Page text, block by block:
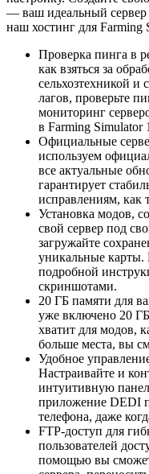
— ваш идеальный сервер
наш хостинг для Farming
Проверка пинга в
как взяться за
сельхозтехникой и
лагов, проверьте
мониторинг
в Farming Simulator
Официальные
используем
все актуальные
гарантирует
исправлениям, как
Установка модов,
свой сервер под
загружайте
уникальные карты.
подробной
скриншотами.
20 ГБ памяти для
уже включено 20
хватит для модов,
больше места, вы
Удобное
Настраивайте и
интуитивную
приложение DEDI
телефона, даже
FTP-доступ для
пользователей
помощью вы